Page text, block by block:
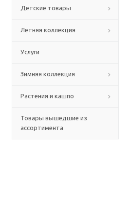
Детские товары
Летняя коллекция
Услуги
Зимняя коллекция
Растения и кашпо
Товары вышедшие из
ассортимента